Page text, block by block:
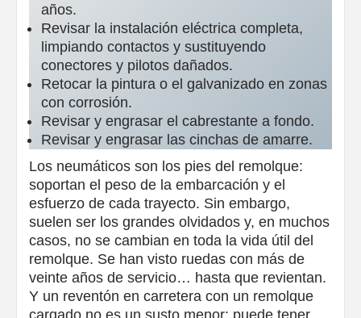
años.
Revisar la instalación eléctrica completa,
limpiando contactos y sustituyendo
conectores y pilotos dañados.
Retocar la pintura o el galvanizado en zonas
con corrosión.
Revisar y engrasar el cabrestante a fondo.
Revisar y engrasar las cinchas de amarre.
Los neumáticos son los pies del remolque:
soportan el peso de la embarcación y el
esfuerzo de cada trayecto. Sin embargo,
suelen ser los grandes olvidados y, en muchos
casos, no se cambian en toda la vida útil del
remolque. Se han visto ruedas con más de
veinte años de servicio… hasta que revientan.
Y un reventón en carretera con un remolque
cargado no es un susto menor: puede tener